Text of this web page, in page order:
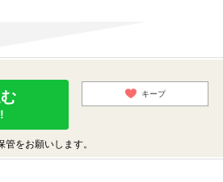
キープ
をお願いします。